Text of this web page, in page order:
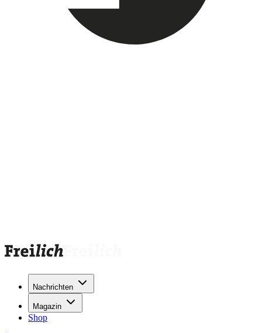
Nachrichten
Magazin
Shop